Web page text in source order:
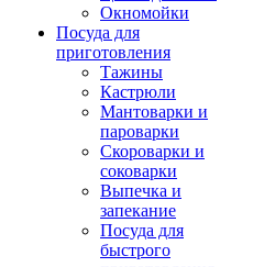
Окномойки
Посуда для
приготовления
Тажины
Кастрюли
Мантоварки и
пароварки
Скороварки и
соковарки
Выпечка и
запекание
Посуда для
быстрого